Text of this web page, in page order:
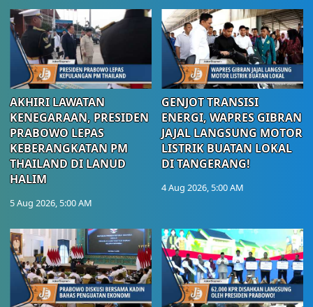
AKHIRI LAWATAN
KENEGARAAN, PRESIDEN
PRABOWO LEPAS
KEBERANGKATAN PM
THAILAND DI LANUD
HALIM
5 Aug 2026, 5:00 AM
GENJOT TRANSISI
ENERGI, WAPRES GIBRAN
JAJAL LANGSUNG MOTOR
LISTRIK BUATAN LOKAL
DI TANGERANG!
4 Aug 2026, 5:00 AM